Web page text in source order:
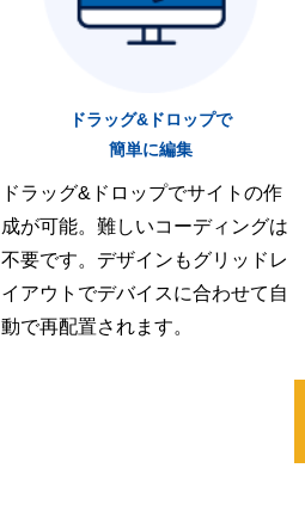
ドラッグ&ドロップで
簡単に編集
ドラッグ&ドロップでサイトの作
成が可能。難しいコーディングは
不要です。デザインもグリッドレ
イアウトでデバイスに合わせて自
動で再配置されます。